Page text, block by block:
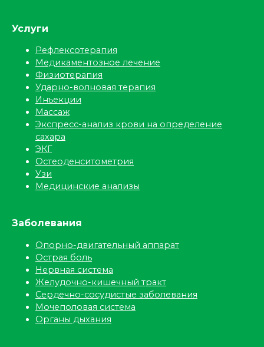
Услуги
Рефлексотерапия
Медикаментозное лечение
Физиотерапия
Ударно-волновая терапия
Инъекции
Массаж
Экспресс-анализ крови на определение
сахара
ЭКГ
Остеоденситометрия
Узи
Медицинские анализы
Заболевания
Опорно-двигательный аппарат
Острая боль
Нервная система
Желудочно-кишечный тракт
Сердечно-сосудистые заболевания
Мочеполовая система
Органы дыхания